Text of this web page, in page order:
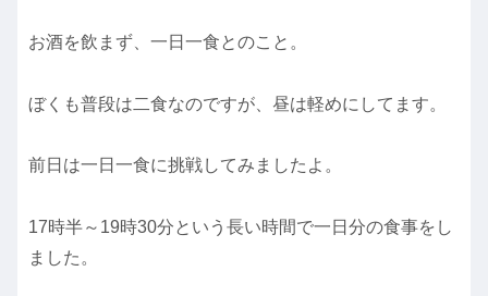
お酒を飲まず、一日一食とのこと。
ぼくも普段は二食なのですが、昼は軽めにしてます。
前日は一日一食に挑戦してみましたよ。
17時半～19時30分という長い時間で一日分の食事をし
ました。